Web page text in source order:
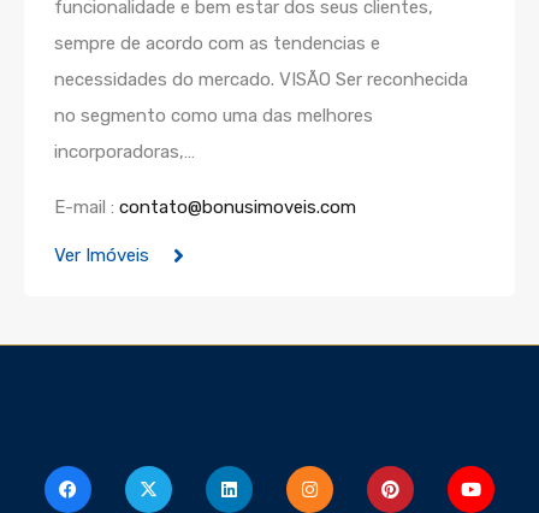
funcionalidade e bem estar dos seus clientes,
sempre de acordo com as tendencias e
necessidades do mercado. VISÃO Ser reconhecida
no segmento como uma das melhores
incorporadoras,…
E-mail : contato@bonusimoveis.com
Ver Imóveis